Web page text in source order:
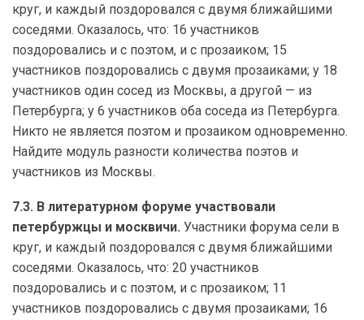
круг, и каждый поздоровался с двумя ближайшими
соседями. Оказалось, что: 16 участников
поздоровались и с поэтом, и с прозаиком; 15
участников поздоровались с двумя прозаиками; у 18
участников один сосед из Москвы, а другой — из
Петербурга; у 6 участников оба соседа из Петербурга.
Никто не является поэтом и прозаиком одновременно.
Найдите модуль разности количества поэтов и
участников из Москвы.
7.3. В литературном форуме участвовали
петербуржцы и москвичи. Участники форума сели в
круг, и каждый поздоровался с двумя ближайшими
соседями. Оказалось, что: 20 участников
поздоровались и с поэтом, и с прозаиком; 11
участников поздоровались с двумя прозаиками; 16